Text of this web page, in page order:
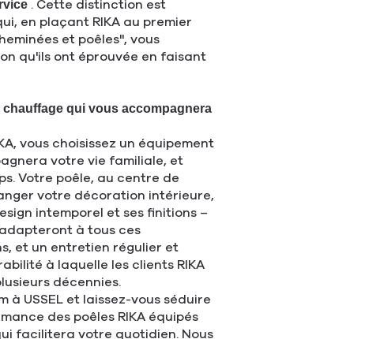
. Cette distinction est
en plaçant RIKA au premier
et poêles", vous
qu'ils ont éprouvée en faisant
qui vous accompagnera
vous choisissez un équipement
votre vie familiale, et
Votre poêle, au centre de
votre décoration intérieure,
intemporel et ses finitions –
à tous ces
et un entretien régulier et
à laquelle les clients RIKA
décennies.
à USSEL et laissez-vous séduire
des poêles RIKA équipés
facilitera votre quotidien. Nous